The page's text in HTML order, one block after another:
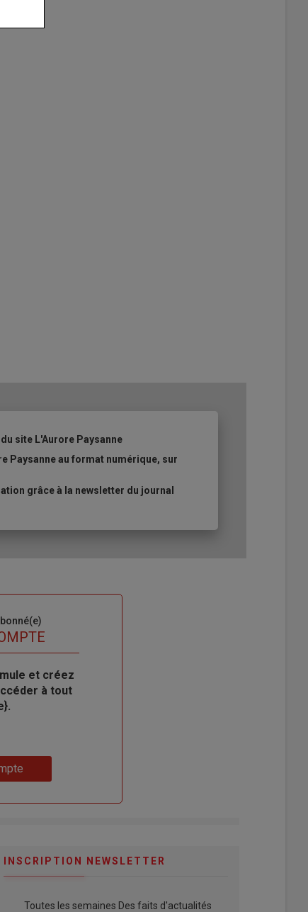
site L'Aurore Paysanne
Paysanne au format numérique, sur
grâce à la newsletter du journal
et créez
à tout
INSCRIPTION NEWSLETTER
Toutes les semaines Des faits d'actualités